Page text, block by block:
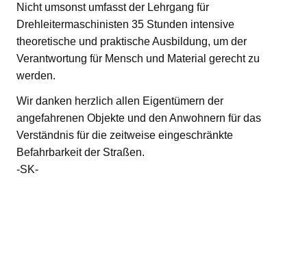
Nicht umsonst umfasst der Lehrgang für
Drehleitermaschinisten 35 Stunden intensive
theoretische und praktische Ausbildung, um der
Verantwortung für Mensch und Material gerecht zu
werden.
Wir danken herzlich allen Eigentümern der
angefahrenen Objekte und den Anwohnern für das
Verständnis für die zeitweise eingeschränkte
Befahrbarkeit der Straßen.
-SK-